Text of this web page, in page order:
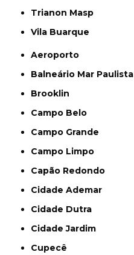
Trianon Masp
Vila Buarque
Aeroporto
Balneário Mar Paulista
Brooklin
Campo Belo
Campo Grande
Campo Limpo
Capão Redondo
Cidade Ademar
Cidade Dutra
Cidade Jardim
Cupecê